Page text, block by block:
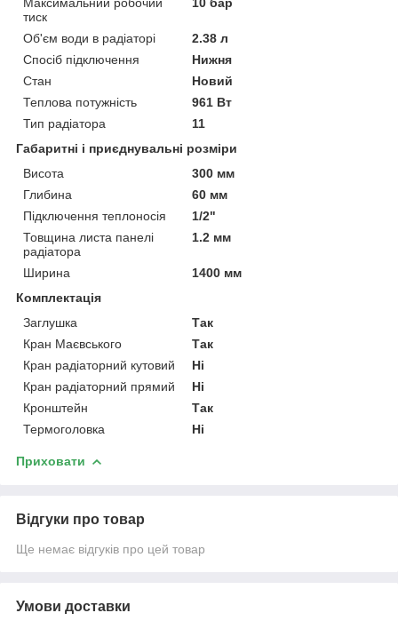
тиск
Об'єм води в радіаторі
2.38 л
Спосіб підключення
Нижня
Стан
Новий
Теплова потужність
961 Вт
Тип радіатора
11
Габаритні і приєднувальні розміри
Висота
300 мм
Глибина
60 мм
Підключення теплоносія
1/2"
Товщина листа панелі
радіатора
1.2 мм
Ширина
1400 мм
Комплектація
Заглушка
Так
Кран Маєвського
Так
Кран радіаторний кутовий
Ні
Кран радіаторний прямий
Ні
Кронштейн
Так
Термоголовка
Ні
Приховати
Відгуки про товар
Ще немає відгуків про цей товар
Умови доставки